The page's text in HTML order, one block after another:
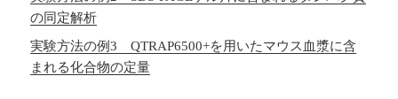
の同定解析
実験方法の例3 QTRAP6500+を用いたマウス血漿に含
まれる化合物の定量